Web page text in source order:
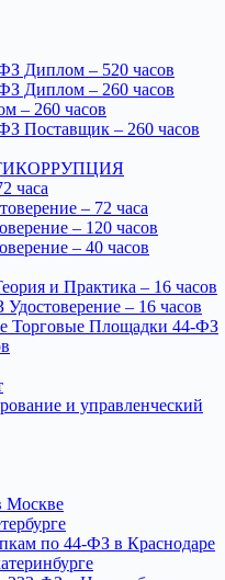
Диплом – 520 часов
Диплом – 260 часов
– 260 часов
Поставщик – 260 часов
часа
– 72 часа
– 120 часов
– 40 часов
и Практика – 16 часов
– 16 часов
Торговые Площадки 44-ФЗ
и управленческий
Москве
по 44-ФЗ в Краснодаре